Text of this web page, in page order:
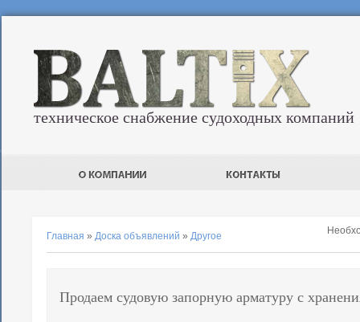
техническое снабжение судоходных компаний
Главная » Доска объявлений » Другое
Продаем судовую запорную арматуру с